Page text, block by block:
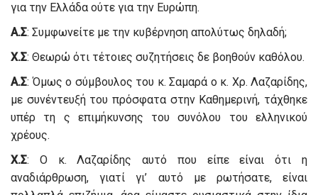
για την Ελλάδα ούτε για την Ευρώπη.
Α.Σ: Συμφωνείτε με την κυβέρνηση απολύτως δηλαδή;
Χ.Σ: Θεωρώ ότι τέτοιες συζητήσεις δε βοηθούν καθόλου.
Α.Σ: Όμως ο σύμβουλος του κ. Σαμαρά ο κ. Χρ. Λαζαρίδης,
με συνέντευξή του πρόσφατα στην Καθημερινή, τάχθηκε
υπέρ τη ς επιμήκυνσης του συνόλου του ελληνικού
χρέους.
Χ.Σ: Ο κ. Λαζαρίδης αυτό που είπε είναι ότι η
αναδιάρθρωση, γιατί γι’ αυτό με ρωτήσατε, είναι